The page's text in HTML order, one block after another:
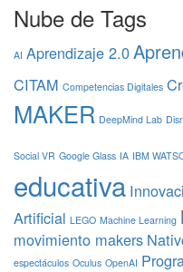
Nube de Tags
AI Aprendizaje 2.0
CITAM Competencias Digitales
MAKER DeepMind Lab
Social VR Google Glass IA IBM
educativa
Artificial LEGO Machine Learning
movimiento makers
espectáculos Oculus OpenAI